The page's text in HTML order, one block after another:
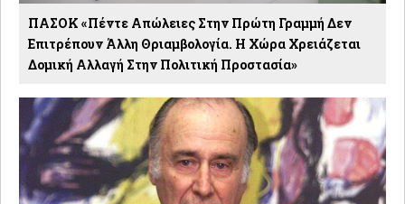
ΠΑΣΟΚ «Πέντε Απώλειες Στην Πρώτη Γραμμή Δεν
Επιτρέπουν Άλλη Θριαμβολογία. Η Χώρα Χρειάζεται
Δομική Αλλαγή Στην Πολιτική Προστασία»